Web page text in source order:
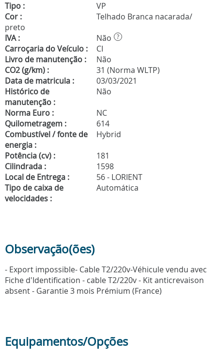
Tipo :
VP
Cor :
Telhado Branca nacarada/
preto
IVA :
Não ?
Carroçaria do Veículo :
CI
Livro de manutenção :
Não
CO2 (g/km) :
31 (Norma WLTP)
Data de matricula :
03/03/2021
Histórico de
manutenção :
Não
Norma Euro :
NC
Quilometragem :
614
Combustível / fonte de
energia :
Hybrid
Potência (cv) :
181
Cilindrada :
1598
Local de Entrega :
56 - LORIENT
Tipo de caixa de
velocidades :
Automática
Observação(ões)
- Export impossible- Cable T2/220v-Véhicule vendu avec
Fiche d'Identification - cable T2/220v - Kit anticrevaison
absent - Garantie 3 mois Prémium (France)
Equipamentos/Opções